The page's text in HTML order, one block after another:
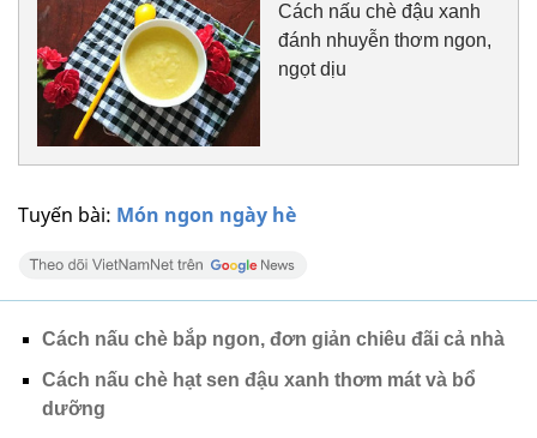
Tuyến bài: Món ngon ngày hè
Cách nấu chè đậu xanh
đánh nhuyễn thơm ngon,
ngọt dịu
Cách nấu chè bắp ngon, đơn giản chiêu đãi cả nhà
Cách nấu chè hạt sen đậu xanh thơm mát và bổ
dưỡng